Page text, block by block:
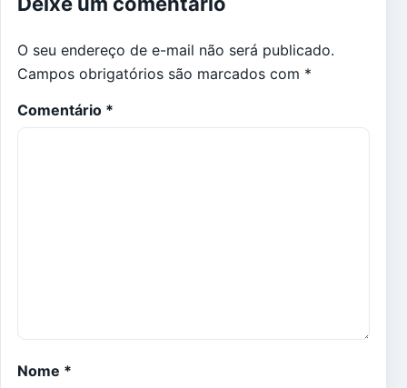
O seu endereço de e-mail não será publicado.
Campos obrigatórios são marcados com *
Comentário *
Nome *